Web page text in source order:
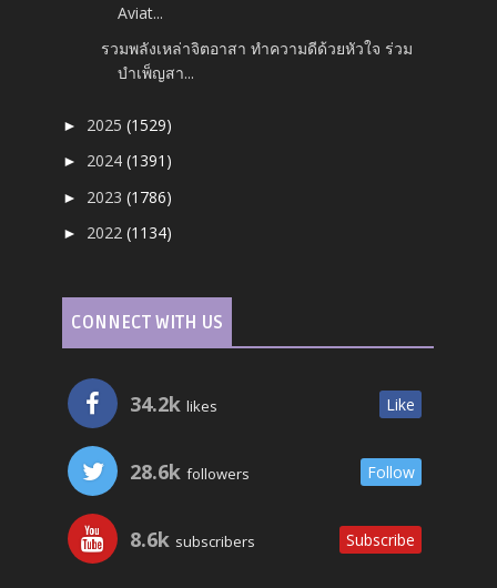
Aviat...
รวมพลังเหล่าจิตอาสา ทำความดีด้วยหัวใจ ร่วม
บำเพ็ญสา...
► 2025(1529)
► 2024(1391)
► 2023(1786)
► 2022(1134)
CONNECT WITH US
34.2k likes Like
28.6k followers Follow
8.6k subscribers Subscribe